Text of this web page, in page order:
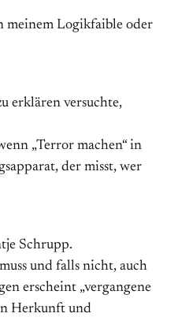
meinem Logikfaible oder
erklären versuchte,
„Terror machen“ in
der misst, wer
Schrupp.
und falls nicht, auch
erscheint „vergangene
Herkunft und